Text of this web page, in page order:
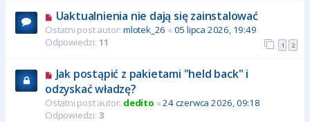
Uaktualnienia nie dają się zainstalować
Ostatni post autor: mlotek_26 « 05 lipca 2026, 19:49
Odpowiedzi: 11 1 2
Jak postąpić z pakietami "held back" i
odzyskać władzę?
Ostatni post autor: dedito «24 czerwca 2026, 09:18
Odpowiedzi: 3